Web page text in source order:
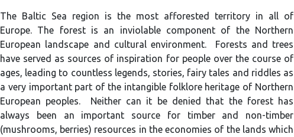
The Baltic Sea region is the most afforested territory in all of
Europe. The forest is an inviolable component of the Northern
European landscape and cultural environment. Forests and trees
have served as sources of inspiration for people over the course of
ages, leading to countless legends, stories, fairy tales and riddles as
a very important part of the intangible folklore heritage of Northern
European peoples. Neither can it be denied that the forest has
always been an important source for timber and non-timber
(mushrooms, berries) resources in the economies of the lands which